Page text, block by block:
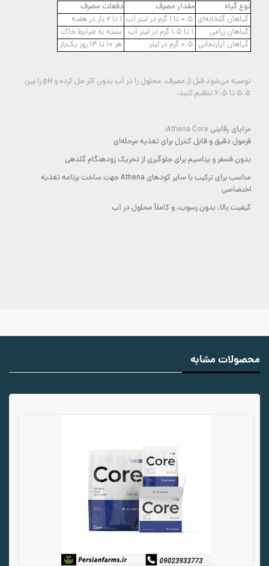
نوع گیاه مقدار مصرف دفعات مصرف
گیاهان گلخانه‌ای
گیاهان زراعی
بسته به شرایط خاک
گیاهان آپارتمانی
هر 10 تا 14 روز یک‌بار
توصیه می‌شود قبل از مصرف، محلول را در آب بدون کلر حل کرده و pH را بین
5.5 تا 6.5 تنظیم کنید.
مزایای رقابتی
فرمول دقیق و قابل کنترل برای تغذیه مرحله‌ای
بدون فسفر و پتاسیم برای جلوگیری از تحریک زودهنگام گلدهی
مناسب برای ترکیب با سایر کودهای Athena جهت ساخت برنامه تغذیه
اختصاصی
کیفیت بالا، بدون رسوب، و کاملاً محلول در آب
محصولات مشابه